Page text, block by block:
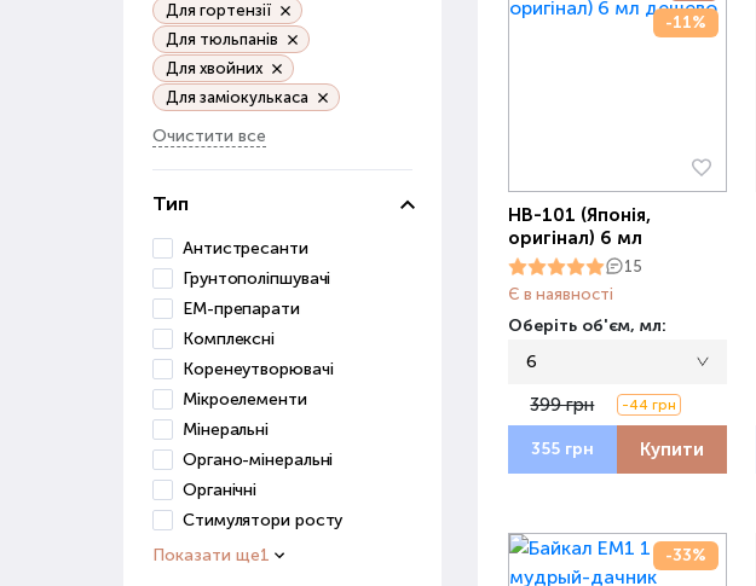
Для гортензії
Для тюльпанів
Для хвойних
Для заміокулькаса
Очистити все
Тип
Антистресанти
Грунтополіпшувачі
ЕМ-препарати
Комплексні
Коренеутворювачі
Мікроелементи
Мінеральні
Органо-мінеральні
Органічні
Стимулятори росту
Показати ще1
-11%
НВ-101 (Японія,
оригінал) 6 мл
15
Є в наявності
Оберіть об'єм, мл:
6
399 грн -44 грн
355 грн Купити
-33%